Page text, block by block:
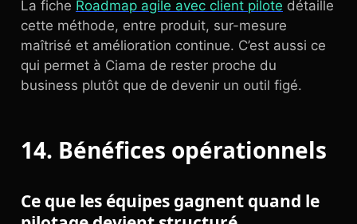
La fiche Roadmap agile avec client pilote détaille
cette méthode, entre produit, sur-mesure
maîtrisé et amélioration continue. C’est aussi ce
qui permet à Ciama de rester proche du
business plutôt que de devenir un outil figé.
14. Bénéfices opérationnels
Ce que les équipes gagnent quand le